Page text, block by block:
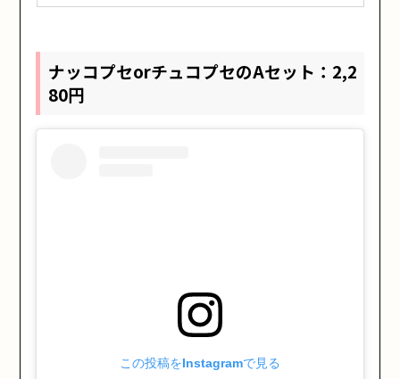
ナッコプセorチュコプセのAセット：2,2
80円
この投稿をInstagramで見る